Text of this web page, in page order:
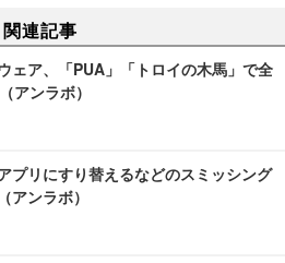
関連記事
ェア、「PUA」「トロイの木馬」で全
アンラボ）
プリにすり替えるなどのスミッシング
アンラボ）